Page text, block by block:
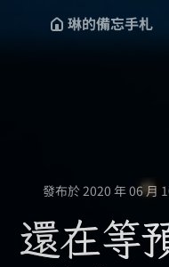
琳的備忘手札
發布於 2020 年 06 月
還在等